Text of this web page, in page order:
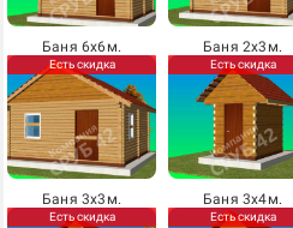
Баня 6х6м.
Есть скидка
Баня 2х3м.
Есть скидка
Баня 3х3м.
Есть скидка
Баня 3х4м.
Есть скидка